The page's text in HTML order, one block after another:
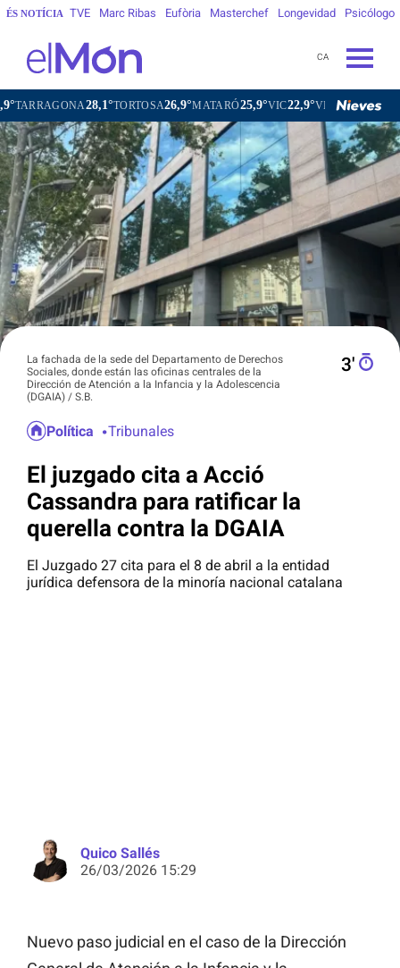
ÉS NOTÍCIA TVE Marc Ribas Eufòria Masterchef Longevidad Psicólogo
CA
28,1°TORTOSA26,9°MATARÓ25,9°VIC22,9°VILAFRANCA DEL
La fachada de la sede del Departamento de Derechos
Sociales, donde están las oficinas centrales de la
Dirección de Atención a la Infancia y la Adolescencia
(DGAIA) / S.B.
3′
Política Tribunales
El juzgado cita a Acció
Cassandra para ratificar la
querella contra la DGAIA
El Juzgado 27 cita para el 8 de abril a la entidad
jurídica defensora de la minoría nacional catalana
Quico Sallés
26/03/2026 15:29
Nuevo paso judicial en el caso de la Dirección